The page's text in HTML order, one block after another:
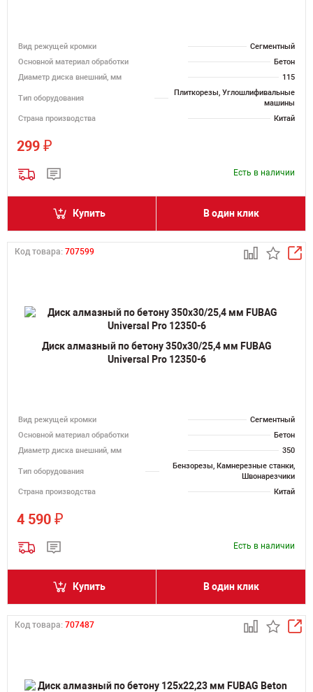
Вид режущей кромки
Сегментный
Основной материал обработки
Бетон
Диаметр диска внешний, мм
115
Тип оборудования
Плиткорезы, Углошлифивальные
машины
Страна производства
Китай
299 ₽
Есть в наличии
Купить В один клик
Код товара: 707599
Диск алмазный по бетону 350х30/25,4 мм FUBAG
Universal Pro 12350-6
Вид режущей кромки
Сегментный
Основной материал обработки
Бетон
Диаметр диска внешний, мм
350
Тип оборудования
Бензорезы, Камнерезные станки,
Швонарезчики
Страна производства
Китай
4 590 ₽
Есть в наличии
Купить В один клик
Код товара: 707487